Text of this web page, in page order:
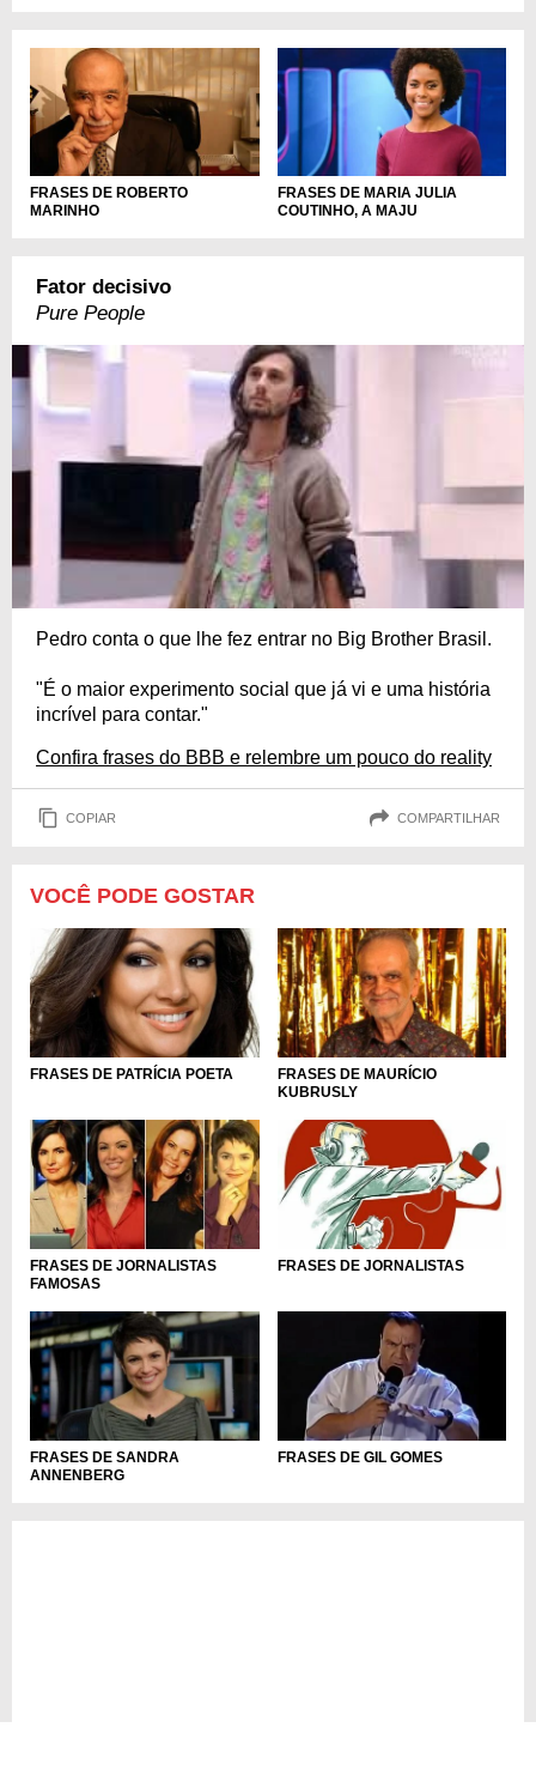
FRASES DE ROBERTO
MARINHO
FRASES DE MARIA JULIA
COUTINHO, A MAJU
Fator decisivo
Pure People
Pedro conta o que lhe fez entrar no Big Brother Brasil.
"É o maior experimento social que já vi e uma história
incrível para contar."
Confira frases do BBB e relembre um pouco do reality
COPIAR COMPARTILHAR
VOCÊ PODE GOSTAR
FRASES DE PATRÍCIA POETA
FRASES DE MAURÍCIO
KUBRUSLY
FRASES DE JORNALISTAS
FAMOSAS
FRASES DE JORNALISTAS
FRASES DE SANDRA
ANNENBERG
FRASES DE GIL GOMES